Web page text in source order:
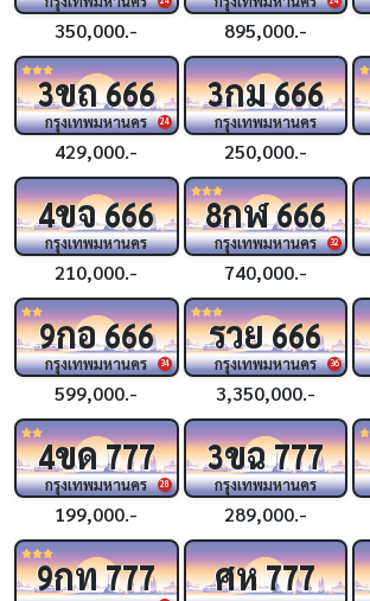
350,000.- 895,000.-
24
3ขถ666
กรุงเทพมหานคร
429,000.-
3กม666
กรุงเทพมหานคร
250,000.-
4ขจ666
กรุงเทพมหานคร
210,000.-
32
8กฬ666
กรุงเทพมหานคร
740,000.-
34
9กอ666
กรุงเทพมหานคร
599,000.-
36
รวย666
กรุงเทพมหานคร
3,350,000.-
28
4ขด777
กรุงเทพมหานคร
199,000.-
3ขฉ777
กรุงเทพมหานคร
289,000.-
9กท777 ศห777